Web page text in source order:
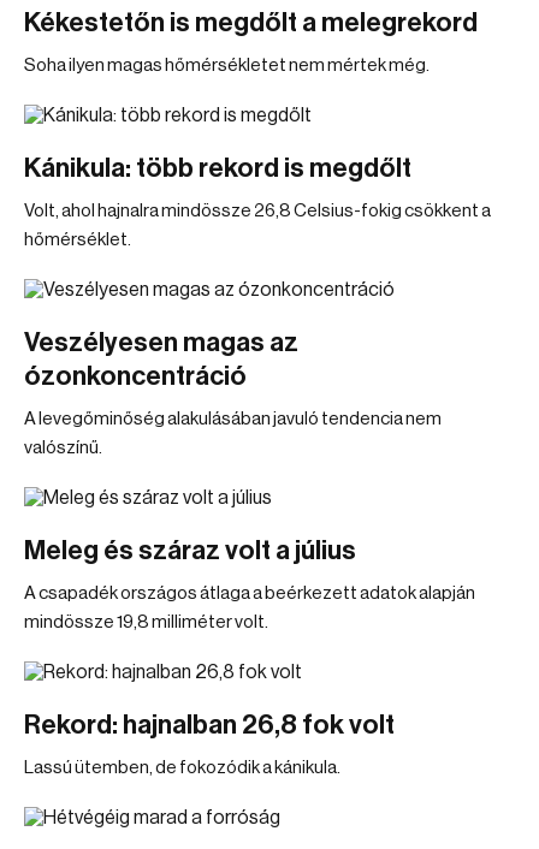
Kékestetőn is megdőlt a melegrekord
Soha ilyen magas hőmérsékletet nem mértek még.
Kánikula: több rekord is megdőlt
Volt, ahol hajnalra mindössze 26,8 Celsius-fokig csökkent a
hőmérséklet.
Veszélyesen magas az
ózonkoncentráció
A levegőminőség alakulásában javuló tendencia nem
valószínű.
Meleg és száraz volt a július
A csapadék országos átlaga a beérkezett adatok alapján
mindössze 19,8 milliméter volt.
Rekord: hajnalban 26,8 fok volt
Lassú ütemben, de fokozódik a kánikula.